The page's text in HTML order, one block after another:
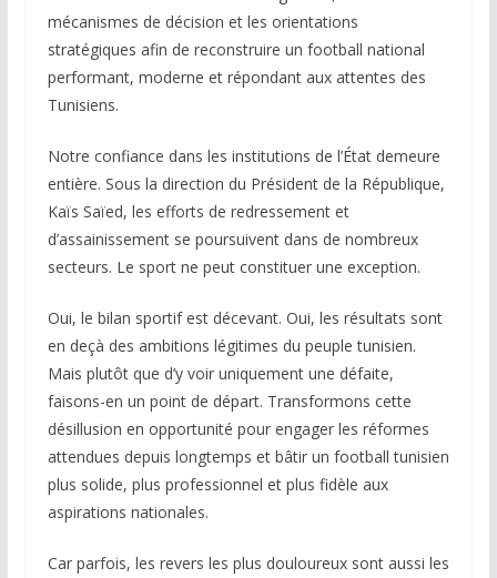
mécanismes de décision et les orientations
stratégiques afin de reconstruire un football national
performant, moderne et répondant aux attentes des
Tunisiens.
Notre confiance dans les institutions de l’État demeure
entière. Sous la direction du Président de la République,
Kaïs Saïed, les efforts de redressement et
d’assainissement se poursuivent dans de nombreux
secteurs. Le sport ne peut constituer une exception.
Oui, le bilan sportif est décevant. Oui, les résultats sont
en deçà des ambitions légitimes du peuple tunisien.
Mais plutôt que d’y voir uniquement une défaite,
faisons-en un point de départ. Transformons cette
désillusion en opportunité pour engager les réformes
attendues depuis longtemps et bâtir un football tunisien
plus solide, plus professionnel et plus fidèle aux
aspirations nationales.
Car parfois, les revers les plus douloureux sont aussi les